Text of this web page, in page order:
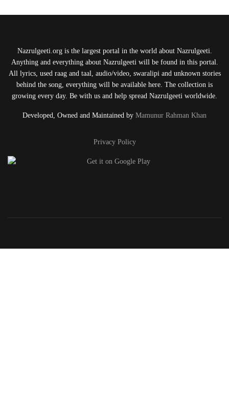
Nazrulgeeti.org is the largest portal in the world about Nazrulgeeti.
Anything and everything about Nazrulgeeti will be found in this portal.
All lyrics, used raag and taal, audio/video, swaralipi and unknown stories
behind the song, everything will be available here. The collection is
growing every day. Be with us and help spread Nazrulgeeti worldwide.
Developed, Owned and Maintained by Mamunur Rahman Khan
Privacy Policy